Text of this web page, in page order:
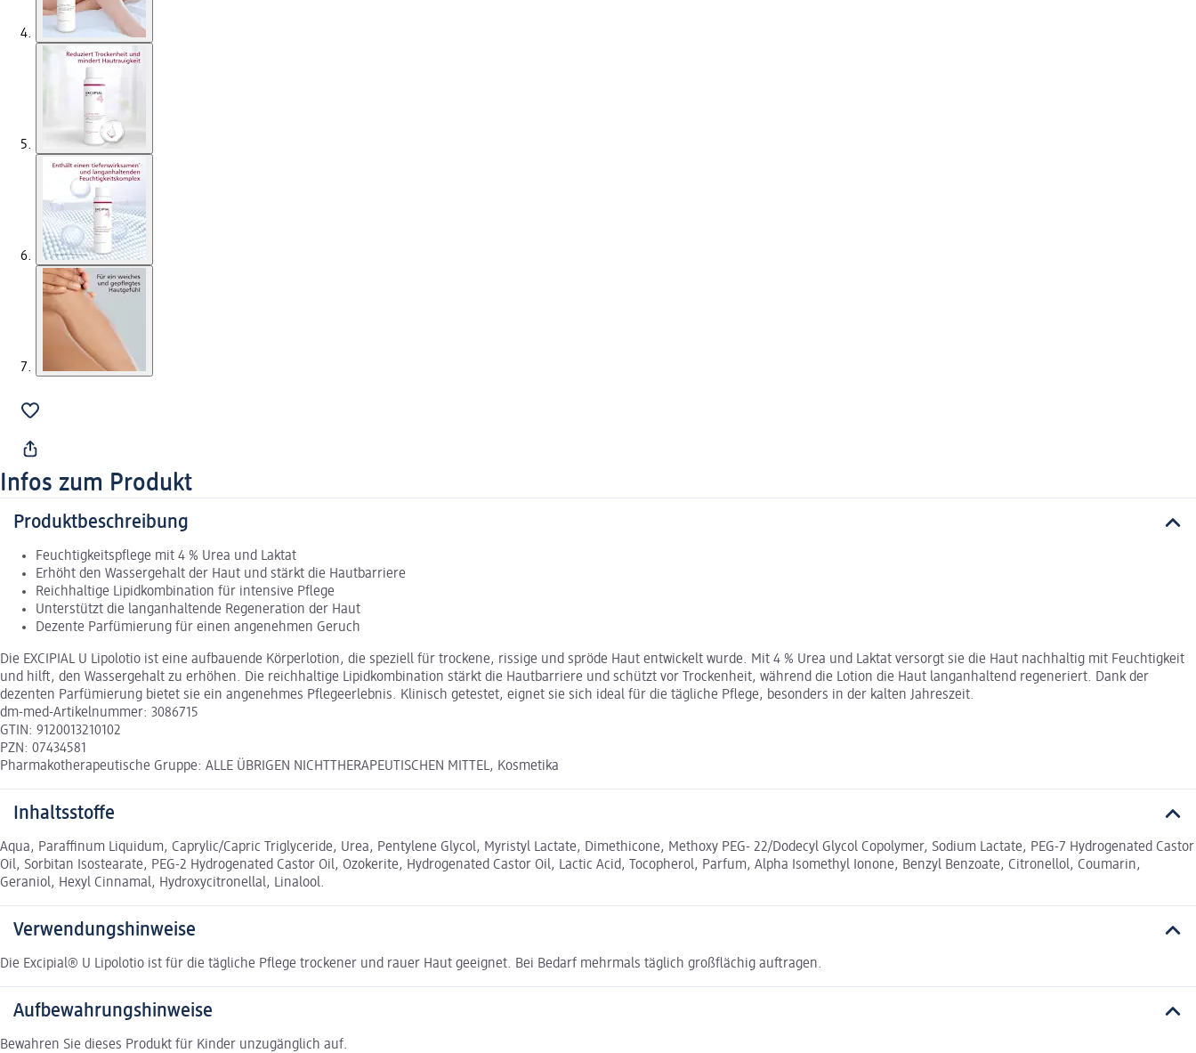
Infos zum Produkt
Produktbeschreibung
Feuchtigkeitspflege mit 4 % Urea und Laktat
Erhöht den Wassergehalt der Haut und stärkt die Hautbarriere
Reichhaltige Lipidkombination für intensive Pflege
Unterstützt die langanhaltende Regeneration der Haut
Dezente Parfümierung für einen angenehmen Geruch
Die EXCIPIAL U Lipolotio ist eine aufbauende Körperlotion, die speziell für trockene, rissige und spröde Haut entwickelt wurde. Mit 4 % Urea und Laktat versorgt sie die Haut nachhaltig mit Feuchtigkeit
und hilft, den Wassergehalt zu erhöhen. Die reichhaltige Lipidkombination stärkt die Hautbarriere und schützt vor Trockenheit, während die Lotion die Haut langanhaltend regeneriert. Dank der
dezenten Parfümierung bietet sie ein angenehmes Pflegeerlebnis. Klinisch getestet, eignet sie sich ideal für die tägliche Pflege, besonders in der kalten Jahreszeit.
dm-med-Artikelnummer: 3086715
GTIN: 9120013210102
PZN: 07434581
Pharmakotherapeutische Gruppe: ALLE ÜBRIGEN NICHTTHERAPEUTISCHEN MITTEL, Kosmetika
Inhaltsstoffe
Aqua, Paraffinum Liquidum, Caprylic/Capric Triglyceride, Urea, Pentylene Glycol, Myristyl Lactate, Dimethicone, Methoxy PEG- 22/Dodecyl Glycol Copolymer, Sodium Lactate, PEG-7 Hydrogenated Castor
Oil, Sorbitan Isostearate, PEG-2 Hydrogenated Castor Oil, Ozokerite, Hydrogenated Castor Oil, Lactic Acid, Tocopherol, Parfum, Alpha Isomethyl Ionone, Benzyl Benzoate, Citronellol, Coumarin,
Geraniol, Hexyl Cinnamal, Hydroxycitronellal, Linalool.
Verwendungshinweise
Die Excipial® U Lipolotio ist für die tägliche Pflege trockener und rauer Haut geeignet. Bei Bedarf mehrmals täglich großflächig auftragen.
Aufbewahrungshinweise
Bewahren Sie dieses Produkt für Kinder unzugänglich auf.